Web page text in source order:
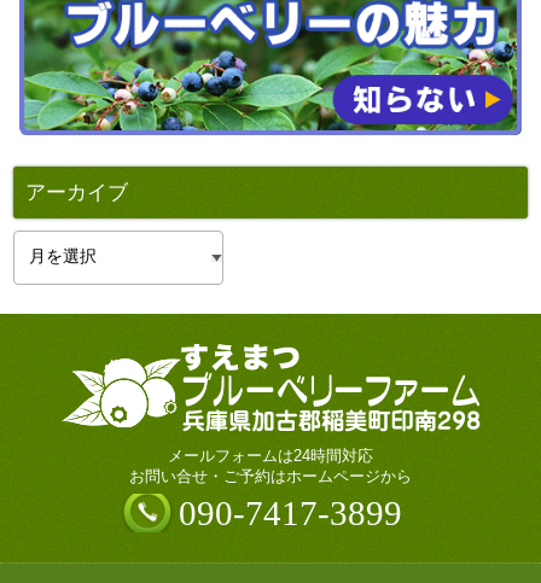
アーカイブ
イ
メールフォームは24時間対応
お問い合せ・ご予約はホームページから
090-7417-3899